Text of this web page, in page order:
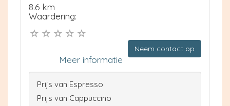
8.6 km
Waardering:
Neem contact op
Meer informatie
Prijs van Espresso
Prijs van Cappuccino